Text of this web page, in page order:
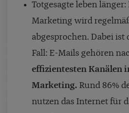
Totgesagte leben
Marketing wird
abgesprochen. Dabei ist
Fall: E-Mails gehören
effizientesten Kanälen
Marketing. Rund 86%
nutzen das Internet für